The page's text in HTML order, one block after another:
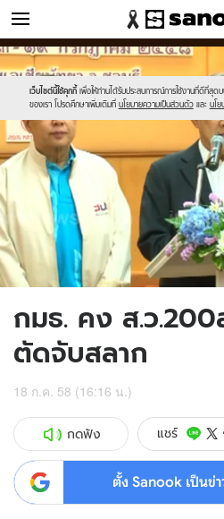
ข่าว
เว็บไซต์นี้ใช้คุกกี้ เพื่อให้ท่านได้รับประสบการณ์การใช้งานที่ดีที่สุด
ของเรา โปรดศึกษาเพิ่มเติมที่ นโยบายความเป็นส่วนตัว และ นโย
Sanook
//s.isanook.com/sr/0/images/logo-
new-
sanook.png
600
60
//s.isanook.com/ns/0/ud/366/1832398/
01.jpg
กมธ. คง ส.ว
ตัดจับสลาก
18 ก.ค. 58 (16:16 น.)
กดฟัง แชร์
ตั้ง Sanook เป็นข่